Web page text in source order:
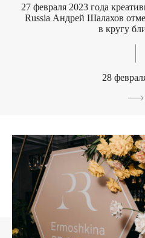
27 февраля 2023 года
Russia Андрей Шалахов
в кругу
28